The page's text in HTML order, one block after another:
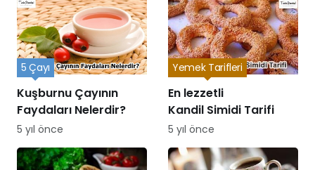
Kuşburnu Çayının
Faydaları Nelerdir?
5 Çayı
5 yıl önce
En lezzetli
Kandil Simidi Tarifi
Yemek Tarifleri
5 yıl önce